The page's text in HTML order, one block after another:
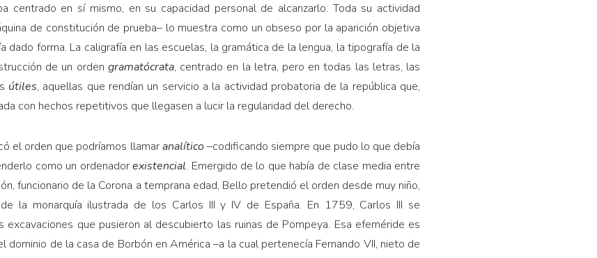
centrado en sí mismo, en su capacidad personal de alcanzarlo. Toda su actividad
de constitución de prueba– lo muestra como un obseso por la aparición objetiva
dado forma. La caligrafía en las escuelas, la gramática de la lengua, la tipografía de la
de un orden gramatócrata, centrado en la letra, pero en todas las letras, las
útiles, aquellas que rendían un servicio a la actividad probatoria de la república que,
con hechos repetitivos que llegasen a lucir la regularidad del derecho.
el orden que po­dríamos llamaranalítico–codificando siempre que pudo lo que debía
como un ordenadorexistencial. Emergido de lo que había de clase media entre
funcionario de la Corona a temprana edad, Bello pretendió el orden desde muy niño,
la monarquía ilustrada de los Carlos III y IV de España. En 1759, Carlos III se
que pusieron al descubierto las ruinas de Pompeya. Esa efeméride es
dominio de la casa de Borbón en América –a la cual pertenecía Fernando VII, nieto de